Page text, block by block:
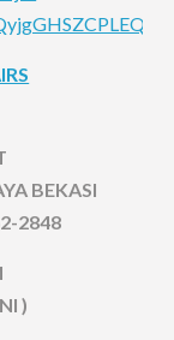
BEKASI
2848
)